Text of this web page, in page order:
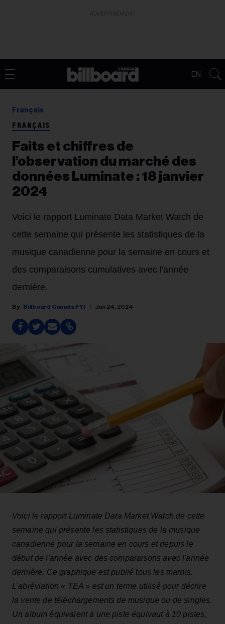
EN
Français
FRANÇAIS
Faits et chiffres de
l’observation du marché des
données Luminate : 18 janvier
2024
Voici le rapport Luminate Data Market Watch de
cette semaine qui présente les statistiques de la
musique canadienne pour la semaine en cours et
des comparaisons cumulatives avec l'année
dernière.
Billboard Canada FYI Jan 24, 2024
Voici le rapport Luminate Data Market Watch de cette
semaine qui présente les statistiques de la musique
canadienne pour la semaine en cours et depuis le
début de l'année avec des comparaisons avec l'année
dernière. Ce graphique est publié tous les mardis.
L'abréviation « TEA » est un terme utilisé pour décrire
la vente de téléchargements de musique ou de singles.
Un album équivalent à une piste équivaut à 10 pistes,